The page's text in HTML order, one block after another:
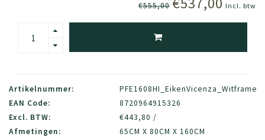
€555,00 Incl. btw
Artikelnummer:
PFE1608HI_EikenVicenza_Witframe
EAN Code:
8720964915326
Excl. BTW:
€443,80 /
Afmetingen:
65CM X 80CM X 160CM